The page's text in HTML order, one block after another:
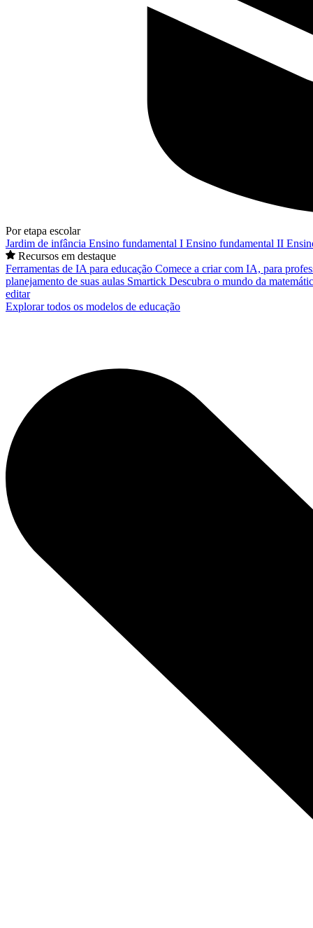
Por etapa escolar
Jardim de infância Ensino fundamental I Ensino fundamental II
Recursos em destaque
Ferramentas de IA para educação Comece a criar com IA, para
planejamento de suas aulas Smartick Descubra o mundo da
editar
Explorar todos os modelos de educação